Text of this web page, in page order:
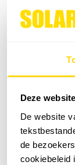
Deze
De website
de
cookiebeleid
25 AUG
2026
2026
2026